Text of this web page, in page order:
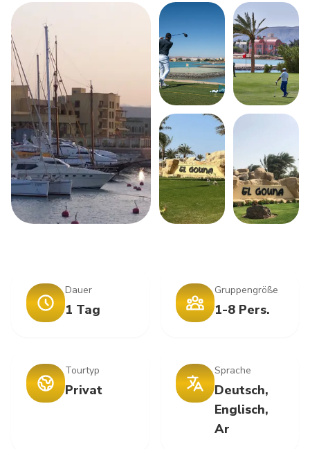
Dauer
1 Tag
Gruppengröße
1-8 Pers.
Tourtyp
Privat
Sprache
Deutsch,
Englisch,
Ar